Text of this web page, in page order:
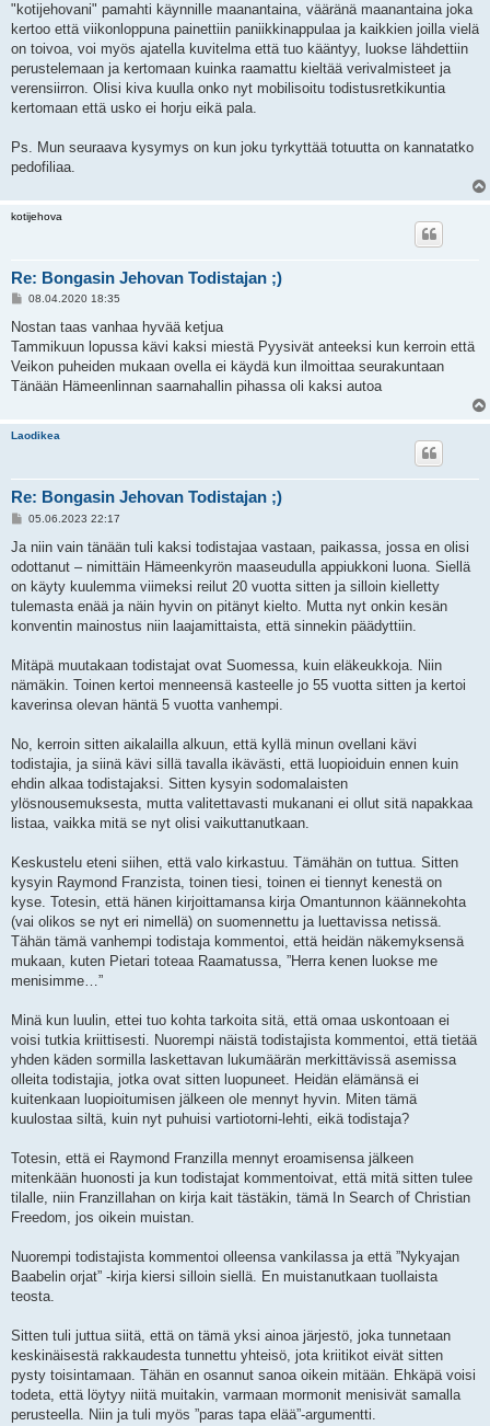
i
"kotijehovani" pamahti käynnille maanantaina, vääränä maanantaina joka
kertoo että viikonloppuna painettiin paniikkinappulaa ja kaikkien joilla vielä
on toivoa, voi myös ajatella kuvitelma että tuo kääntyy, luokse lähdettiin
perustelemaan ja kertomaan kuinka raamattu kieltää verivalmisteet ja
verensiirron. Olisi kiva kuulla onko nyt mobilisoitu todistusretkikuntia
kertomaan että usko ei horju eikä pala.
Ps. Mun seuraava kysymys on kun joku tyrkyttää totuutta on kannatatko
pedofiliaa.
kotijehova
Re: Bongasin Jehovan Todistajan ;)
V
e
t
i
08.04.2020 18:35
Nostan taas vanhaa hyvää ketjua
Tammikuun lopussa kävi kaksi miestä Pyysivät anteeksi kun kerroin että
Veikon puheiden mukaan ovella ei käydä kun ilmoittaa seurakuntaan
Tänään Hämeenlinnan saarnahallin pihassa oli kaksi autoa
Laodikea
Re: Bongasin Jehovan Todistajan ;)
V
e
t
i
05.06.2023 22:17
Ja niin vain tänään tuli kaksi todistajaa vastaan, paikassa, jossa en olisi
odottanut – nimittäin Hämeenkyrön maaseudulla appiukkoni luona. Siellä
on käyty kuulemma viimeksi reilut 20 vuotta sitten ja silloin kielletty
tulemasta enää ja näin hyvin on pitänyt kielto. Mutta nyt onkin kesän
konventin mainostus niin laajamittaista, että sinnekin päädyttiin.
Mitäpä muutakaan todistajat ovat Suomessa, kuin eläkeukkoja. Niin
nämäkin. Toinen kertoi menneensä kasteelle jo 55 vuotta sitten ja kertoi
kaverinsa olevan häntä 5 vuotta vanhempi.
No, kerroin sitten aikalailla alkuun, että kyllä minun ovellani kävi
todistajia, ja siinä kävi sillä tavalla ikävästi, että luopioiduin ennen kuin
ehdin alkaa todistajaksi. Sitten kysyin sodomalaisten
ylösnousemuksesta, mutta valitettavasti mukanani ei ollut sitä napakkaa
listaa, vaikka mitä se nyt olisi vaikuttanutkaan.
Keskustelu eteni siihen, että valo kirkastuu. Tämähän on tuttua. Sitten
kysyin Raymond Franzista, toinen tiesi, toinen ei tiennyt kenestä on
kyse. Totesin, että hänen kirjoittamansa kirja Omantunnon käännekohta
(vai olikos se nyt eri nimellä) on suomennettu ja luettavissa netissä.
Tähän tämä vanhempi todistaja kommentoi, että heidän näkemyksensä
mukaan, kuten Pietari toteaa Raamatussa, ”Herra kenen luokse me
menisimme…”
Minä kun luulin, ettei tuo kohta tarkoita sitä, että omaa uskontoaan ei
voisi tutkia kriittisesti. Nuorempi näistä todistajista kommentoi, että tietää
yhden käden sormilla laskettavan lukumäärän merkittävissä asemissa
olleita todistajia, jotka ovat sitten luopuneet. Heidän elämänsä ei
kuitenkaan luopioitumisen jälkeen ole mennyt hyvin. Miten tämä
kuulostaa siltä, kuin nyt puhuisi vartiotorni-lehti, eikä todistaja?
Totesin, että ei Raymond Franzilla mennyt eroamisensa jälkeen
mitenkään huonosti ja kun todistajat kommentoivat, että mitä sitten tulee
tilalle, niin Franzillahan on kirja kait tästäkin, tämä In Search of Christian
Freedom, jos oikein muistan.
Nuorempi todistajista kommentoi olleensa vankilassa ja että ”Nykyajan
Baabelin orjat” -kirja kiersi silloin siellä. En muistanutkaan tuollaista
teosta.
Sitten tuli juttua siitä, että on tämä yksi ainoa järjestö, joka tunnetaan
keskinäisestä rakkaudesta tunnettu yhteisö, jota kriitikot eivät sitten
pysty toisintamaan. Tähän en osannut sanoa oikein mitään. Ehkäpä voisi
todeta, että löytyy niitä muitakin, varmaan mormonit menisivät samalla
perusteella. Niin ja tuli myös ”paras tapa elää”-argumentti.